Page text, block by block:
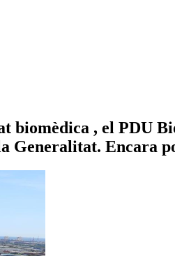
biomèdica , el PDU
Encara